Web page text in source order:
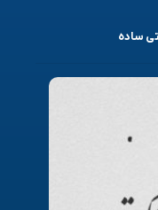
ساده